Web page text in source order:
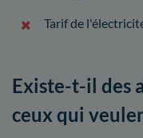
Tarif de
Existe-t-il des
ceux qui